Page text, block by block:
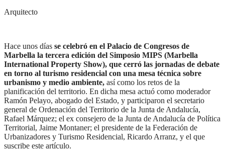
Arquitecto
Hace unos días se celebró en el Palacio de Congresos de
Marbella la tercera edición del Simposio MIPS (Marbella
International Property Show), que cerró las jornadas de debate
en torno al turismo residencial con una mesa técnica sobre
urbanismo y medio ambiente, así como los retos de la
planificación del territorio. En dicha mesa actuó como moderador
Ramón Pelayo, abogado del Estado, y participaron el secretario
general de Ordenación del Territorio de la Junta de Andalucía,
Rafael Márquez; el ex consejero de la Junta de Andalucía de Política
Territorial, Jaime Montaner; el presidente de la Federación de
Urbanizadores y Turismo Residencial, Ricardo Arranz, y el que
suscribe este artículo.